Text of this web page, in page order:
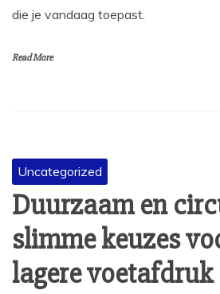
die je vandaag toepast.
Read More
Uncategorized
Duurzaam en
slimme keuzes
lagere voetafdruk